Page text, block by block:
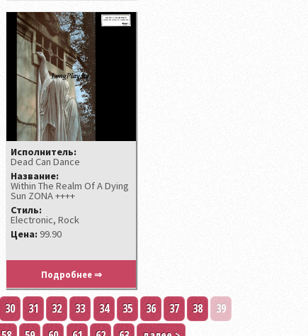
Исполнитель:
Dead Can Dance
Название:
Within The Realm Of A Dying
Sun ZONA ++++
Стиль:
Electronic, Rock
Цена: 99.90
Подробнее ⇒
30 31 32 33 34 35 36 37 38
39